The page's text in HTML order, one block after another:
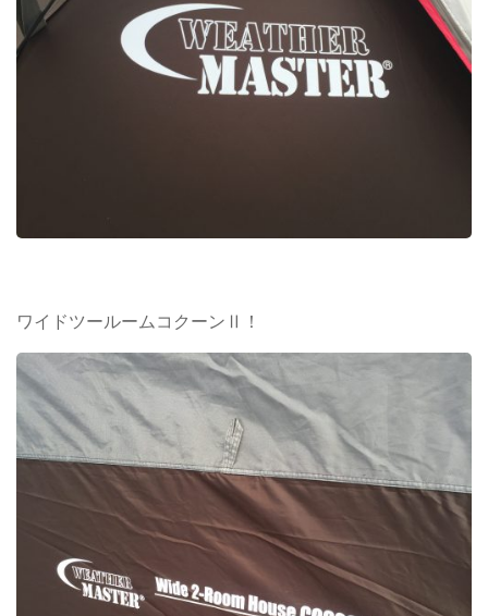
ワイドツールームコクーンⅡ！